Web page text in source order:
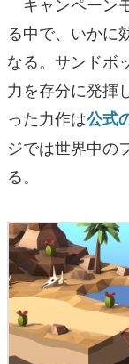
る中で、いかに
なる。サンドボ
力を存分に発揮
った力作は公式
ジでは世界中の
る。